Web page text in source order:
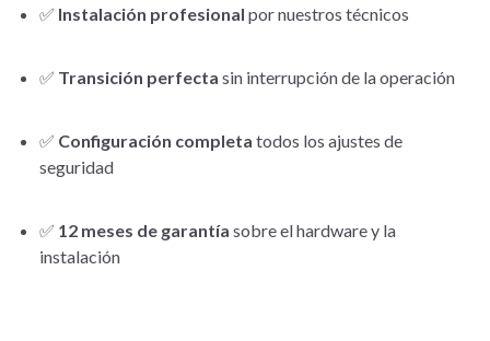
✅ Instalación profesional por nuestros técnicos
✅ Transición perfecta sin interrupción de la operación
✅ Configuración completa todos los ajustes de
seguridad
✅ 12 meses de garantía sobre el hardware y la
instalación